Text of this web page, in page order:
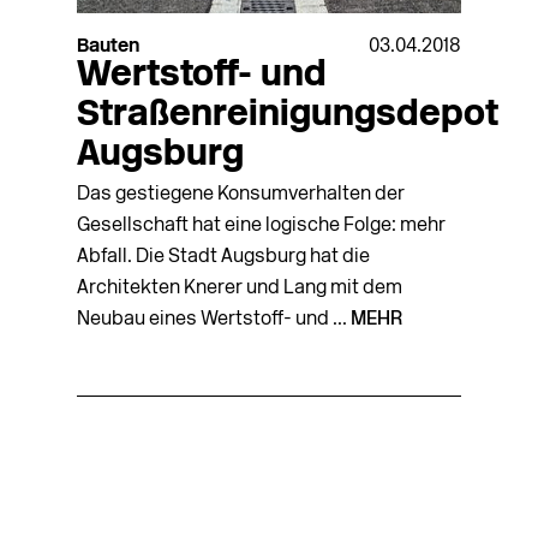
Bauten 03.04.2018
Wertstoff- und
Straßenreinigungsdepot
Augsburg
Das gestiegene Konsumverhalten der
Gesellschaft hat eine logische Folge: mehr
Abfall. Die Stadt Augsburg hat die
Architekten Knerer und Lang mit dem
Neubau eines Wertstoff- und ... MEHR